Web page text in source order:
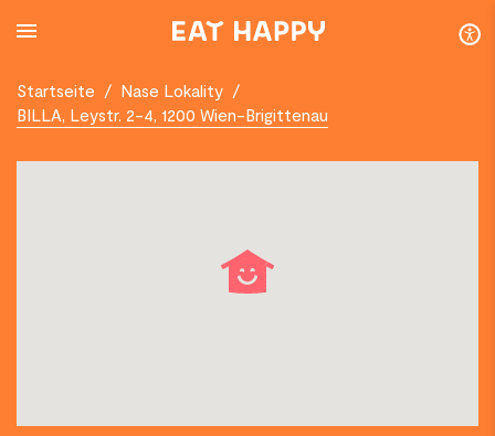
TO
Startseite / Nase Lokality /
BILLA, Leystr. 2-4, 1200 Wien-Brigittenau